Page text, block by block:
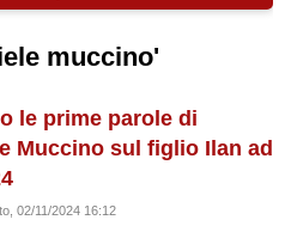
muccino'
le prime parole di
Muccino sul figlio Ilan ad
02/11/2024 16:12